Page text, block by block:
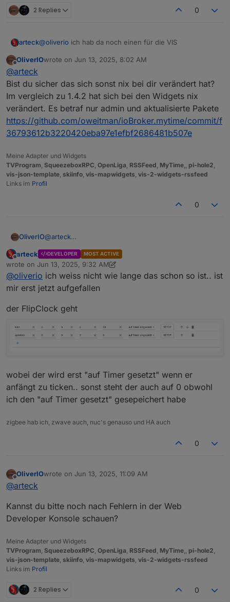
2 Replies 0
arteck@oliverio ich hab da noch einen für die VIS
beide countdown widgets sind defect
Offline
OliverIOwrote on Jun 13, 2025, 8:02 AM
last edited by
@arteck
Bist du sicher das sich sonst nix bei dir verändert hat?
Im vergleich zu 1.4.2 hat sich bei den Widgets nix
verändert. Es betraf nur admin und aktualisierte Pakete
https://github.com/oweitman/ioBroker.mytime/commit/f
36793612b3220420eba97e1efbf2686481b507e
Meine Adapter und Widgets
TVProgram, SqueezeboxRPC, OpenLiga, RSSFeed, MyTime,, pi-hole2,
vis-json-template, skiinfo, vis-mapwidgets, vis-2-widgets-rssfeed
Links im Profil
0
OliverIO@arteck
Im vergleich zu 1.4.2 hat sich bei den Widgets nix
verändert. Es betraf nur admin und aktualisierte
Pakete
https://github.com/oweitman/ioBroker.mytime/commit/
f36793612b3220420eba97e1efbf2686481b507e
Offline
arteck DEVELOPER MOST ACTIVE
wrote on Jun 13, 2025, 9:32 AM
last edited by arteckJun 13, 2025, 11:34 AM
@oliverio ich weiss nicht wie lange das schon so ist.. ist
mir erst jetzt aufgefallen
der FlipClock geht
wobei der wird erst "auf Timer gesetzt" wenn er
anfängt zu ticken.. sonst steht der auch auf 0 obwohl
ich den "auf Timer gesetzt" gesepeichert habe
zigbee hab ich, zwave auch, nuc's genauso und HA auch
0
Offline
OliverIOwrote on Jun 13, 2025, 11:09 AM
last edited by
@arteck
Kannst du bitte noch nach Fehlern in der Web
Developer Konsole schauen?
Meine Adapter und Widgets
TVProgram SqueezeboxRPC OpenLiga RSSFeed MyTime pi-hole2
vis-json-template skiinfo vis-mapwidgets vis-2-widgets-rssfeed
Links im Profil
2 Replies 0